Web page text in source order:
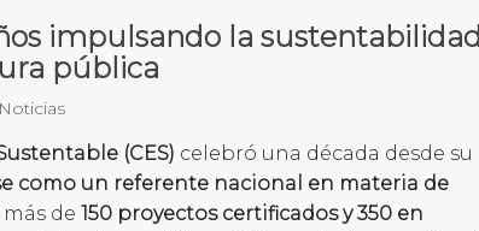
impulsando la sustentabilidad
pública
Noticias
(CES) celebró una década desde su
como un referente nacional en materia de
más de 150 proyectos certificados y 350 en